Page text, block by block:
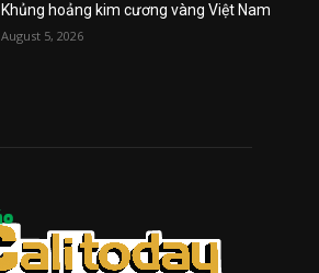
Khủng hoảng kim cương vàng Việt Nam
August 5, 2026